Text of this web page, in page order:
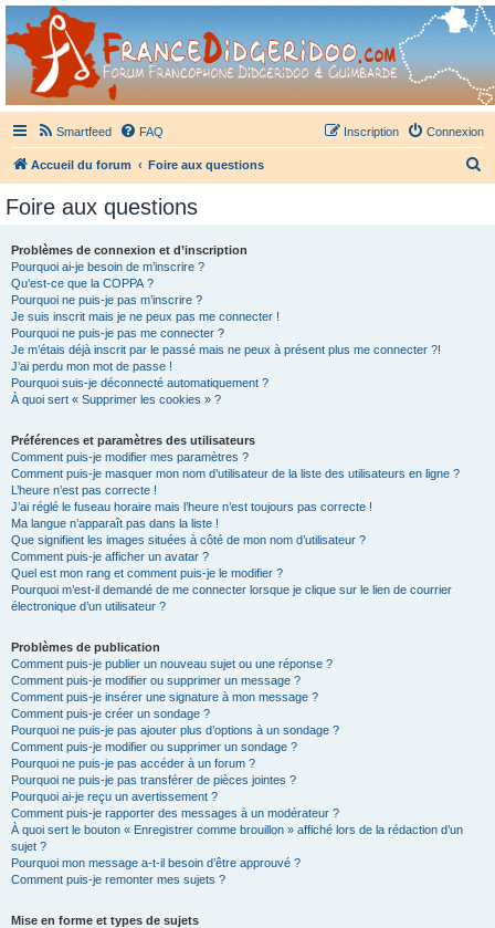
France Didgeridoo
Didgeridoo et Guimbarde sur France Didgeridoo - retrouvez la communauté.
Smartfeed FAQ Connexion
Inscription
Accueil du forum Foire aux questions
Foire aux questions
Problèmes de connexion et d’inscription
Pourquoi ai-je besoin de m’inscrire ?
Qu’est-ce que la COPPA ?
Pourquoi ne puis-je pas m’inscrire ?
Je suis inscrit mais je ne peux pas me connecter !
Pourquoi ne puis-je pas me connecter ?
Je m’étais déjà inscrit par le passé mais ne peux à présent plus me connecter ?!
J’ai perdu mon mot de passe !
Pourquoi suis-je déconnecté automatiquement ?
À quoi sert « Supprimer les cookies » ?
Préférences et paramètres des utilisateurs
Comment puis-je modifier mes paramètres ?
Comment puis-je masquer mon nom d’utilisateur de la liste des utilisateurs en ligne ?
L’heure n’est pas correcte !
J’ai réglé le fuseau horaire mais l’heure n’est toujours pas correcte !
Ma langue n’apparaît pas dans la liste !
Que signifient les images situées à côté de mon nom d’utilisateur ?
Comment puis-je afficher un avatar ?
Quel est mon rang et comment puis-je le modifier ?
Pourquoi m’est-il demandé de me connecter lorsque je clique sur le lien de courrier
électronique d’un utilisateur ?
Problèmes de publication
Comment puis-je publier un nouveau sujet ou une réponse ?
Comment puis-je modifier ou supprimer un message ?
Comment puis-je insérer une signature à mon message ?
Comment puis-je créer un sondage ?
Pourquoi ne puis-je pas ajouter plus d’options à un sondage ?
Comment puis-je modifier ou supprimer un sondage ?
Pourquoi ne puis-je pas accéder à un forum ?
Pourquoi ne puis-je pas transférer de pièces jointes ?
Pourquoi ai-je reçu un avertissement ?
Comment puis-je rapporter des messages à un modérateur ?
À quoi sert le bouton « Enregistrer comme brouillon » affiché lors de la rédaction d’un
sujet ?
Pourquoi mon message a-t-il besoin d’être approuvé ?
Comment puis-je remonter mes sujets ?
Mise en forme et types de sujets